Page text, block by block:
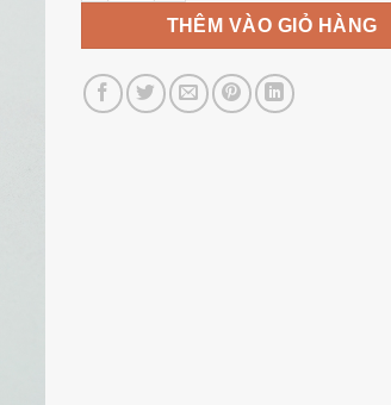
THÊM VÀO GIỎ HÀNG